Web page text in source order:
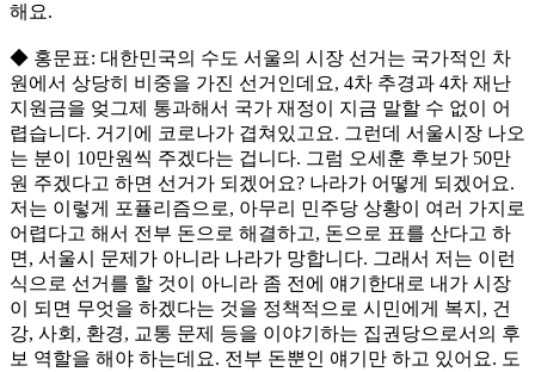
해요.
◆ 홍문표: 대한민국의 수도 서울의 시장 선거는 국가적인 차
원에서 상당히 비중을 가진 선거인데요, 4차 추경과 4차 재난
지원금을 엊그제 통과해서 국가 재정이 지금 말할 수 없이 어
렵습니다. 거기에 코로나가 겹쳐있고요. 그런데 서울시장 나오
는 분이 10만원씩 주겠다는 겁니다. 그럼 오세훈 후보가 50만
원 주겠다고 하면 선거가 되겠어요? 나라가 어떻게 되겠어요.
저는 이렇게 포퓰리즘으로, 아무리 민주당 상황이 여러 가지로
어렵다고 해서 전부 돈으로 해결하고, 돈으로 표를 산다고 하
면, 서울시 문제가 아니라 나라가 망합니다. 그래서 저는 이런
식으로 선거를 할 것이 아니라 좀 전에 얘기한대로 내가 시장
이 되면 무엇을 하겠다는 것을 정책적으로 시민에게 복지, 건
강, 사회, 환경, 교통 문제 등을 이야기하는 집권당으로서의 후
보 역할을 해야 하는데요. 전부 돈뿐인 얘기만 하고 있어요. 도